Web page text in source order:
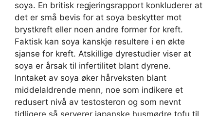
soya. En britisk regjeringsrapport konkluderer at
det er små bevis for at soya beskytter mot
brystkreft eller noen andre former for kreft.
Faktisk kan soya kanskje resultere i en økte
sjanse for kreft. Atskillige dyrestudier viser at
soya er årsak til infertilitet blant dyrene.
Inntaket av soya øker hårveksten blant
middelaldrende menn, noe som indikere et
redusert nivå av testosteron og som nevnt